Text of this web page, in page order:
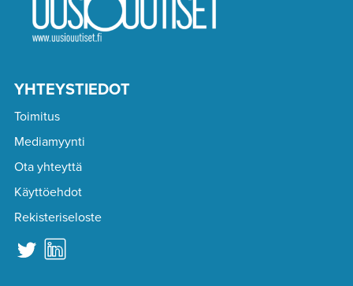
YHTEYSTIEDOT
Toimitus
Mediamyynti
Ota yhteyttä
Käyttöehdot
Rekisteriseloste